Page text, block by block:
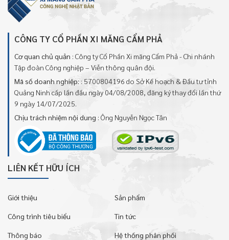
CÔNG TY CỔ PHẦN XI MĂNG CẨM PHẢ
Cơ quan chủ quản : Công ty Cổ Phần Xi măng Cẩm Phả - Chi nhánh
Tập đoàn Công nghiệp – Viễn thông quân đội.
Mã số doanh nghiệp: : 5700804196 do Sở Kế hoạch & Đầu tư tỉnh
Quảng Ninh cấp lần đầu ngày 04/08/2008, đăng ký thay đổi lần thứ
9 ngày 14/07/2025.
Chịu trách nhiệm nội dung : Ông Nguyễn Ngọc Tân
LIÊN KẾT HỮU ÍCH
Giới thiệu Sản phẩm
Công trình tiêu biểu Tin tức
Thông báo Hệ thống phân phối